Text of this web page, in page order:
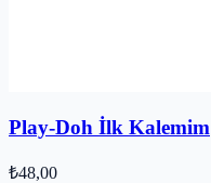
Play-Doh İlk Kalemim
₺48,00